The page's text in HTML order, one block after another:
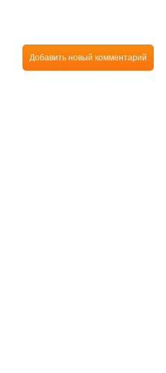
Добавить новый комментарий